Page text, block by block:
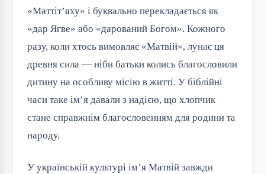
«Маттіт’яху» і буквально перекладається як
«дар Ягве» або «дарований Богом». Кожного
разу, коли хтось вимовляє «Матвій», лунає ця
древня сила — ніби батьки колись благословили
дитину на особливу місію в житті. У біблійні
часи таке ім’я давали з надією, що хлопчик
стане справжнім благословенням для родини та
народу.
У українській культурі ім’я Матвій завжди